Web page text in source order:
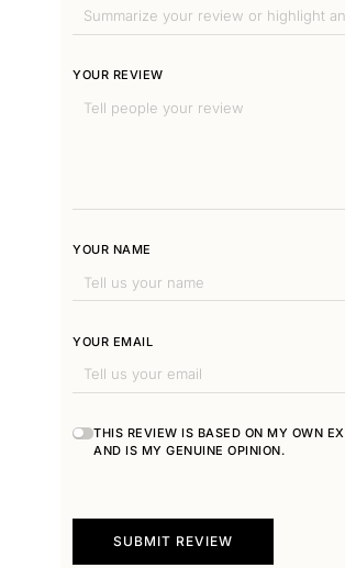
YOUR REVIEW
YOUR NAME
YOUR EMAIL
THIS REVIEW IS BASED ON MY OWN
AND IS MY GENUINE OPINION.
SUBMIT REVIEW